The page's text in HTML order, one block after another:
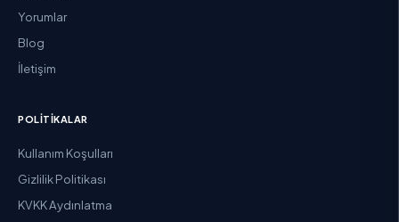
Yorumlar
Blog
İletişim
POLITIKALAR
Kullanım Koşulları
Gizlilik Politikası
KVKK Aydınlatma